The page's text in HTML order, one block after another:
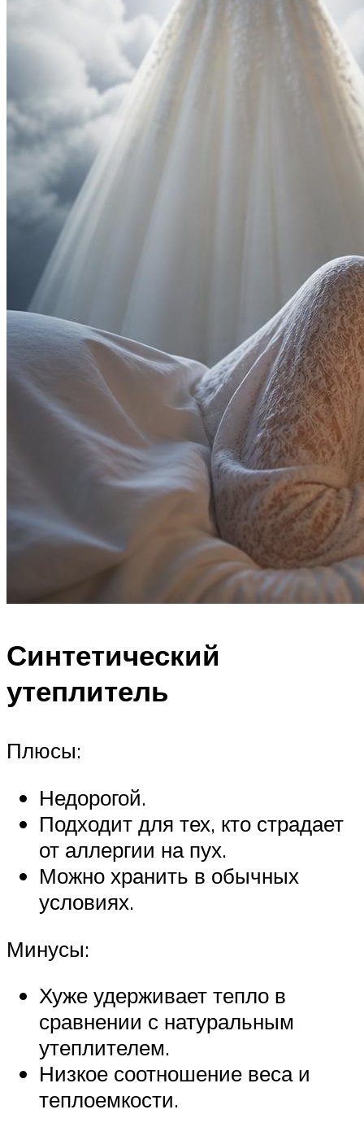
Синтетический
утеплитель
Плюсы:
Недорогой.
Подходит для тех, кто страдает
от аллергии на пух.
Можно хранить в обычных
условиях.
Минусы:
Хуже удерживает тепло в
сравнении с натуральным
утеплителем.
Низкое соотношение веса и
теплоемкости.